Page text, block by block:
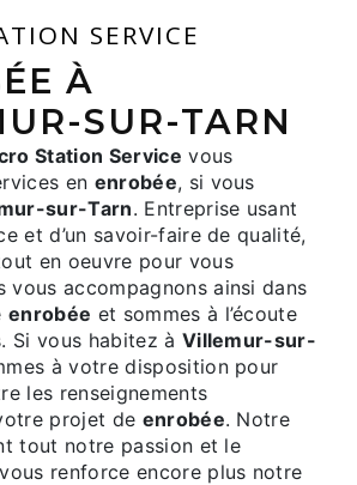
SERVICE
SUR-TARN
Station Service vous
en enrobée, si vous
sur-Tarn. Entreprise usant
et d’un savoir-faire de qualité,
en oeuvre pour vous
vous accompagnons ainsi dans
enrobée et sommes à l’écoute
Si vous habitez à Villemur-sur-
à votre disposition pour
les renseignements
projet de enrobée. Notre
tout notre passion et le
renforce encore plus notre